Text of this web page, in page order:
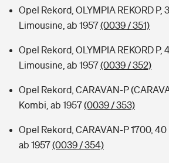
Opel Rekord, OLYMPIA REKORD P,
Limousine, ab 1957(0039 / 351)
Opel Rekord, OLYMPIA REKORD P,
Limousine, ab 1957(0039 / 352)
Opel Rekord, CARAVAN-P
Kombi, ab 1957(0039 / 353)
Opel Rekord, CARAVAN-P 1700, 40
ab 1957(0039 / 354)